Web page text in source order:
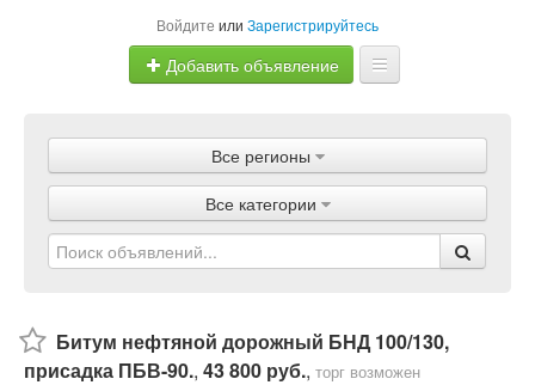
Войдите или Зарегистрируйтесь
Добавить объявление
Объявления
Магазины
Услуги
Все регионы
Все категории
Битум нефтяной дорожный БНД 100/130,
присадка ПБВ-90., 43 800 руб., торг возможен